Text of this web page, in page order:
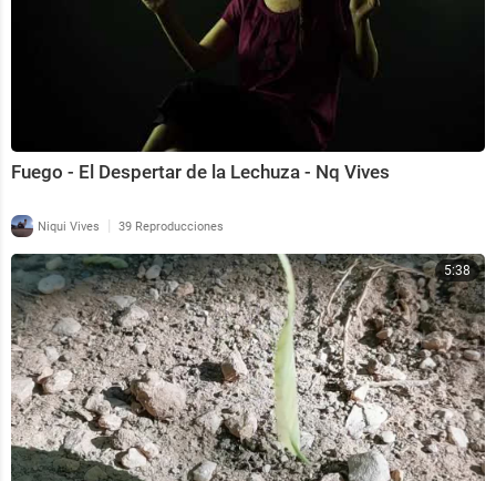
Fuego - El Despertar de la Lechuza - Nq Vives
Niqui Vives | 39 Reproducciones
5:38